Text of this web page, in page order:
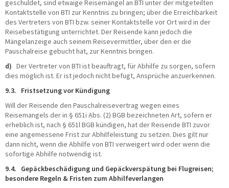
geschuldet, sind etwaige Reisemängel an BTI unter der mitgeteilten
Kontaktstelle von BTI zur Kenntnis zu bringen; über die Erreichbarkeit
des Vertreters von BTI bzw. seiner Kontaktstelle vor Ort wird in der
Reisebestätigung unterrichtet. Der Reisende kann jedoch die
Mängelanzeige auch seinem Reisevermittler, über den er die
Pauschalreise gebucht hat, zur Kenntnis bringen.
d) Der Vertreter von BTI ist beauftragt, für Abhilfe zu sorgen, sofern
dies möglich ist. Er ist jedoch nicht befugt, Ansprüche anzuerkennen.
9.3. Fristsetzung vor Kündigung
Will der Reisende den Pauschalreisevertrag wegen eines
Reisemangels der in § 651i Abs. (2) BGB bezeichneten Art, sofern er
erheblich ist, nach § 651l BGB kündigen, hat der Reisende BTI zuvor
eine angemessene Frist zur Abhilfeleistung zu setzen. Dies gilt nur
dann nicht, wenn die Abhilfe von BTI verweigert wird oder wenn die
sofortige Abhilfe notwendig ist.
9.4. Gepäckbeschädigung und Gepäckverspätung bei Flugreisen;
besondere Regeln & Fristen zum Abhilfeverlangen